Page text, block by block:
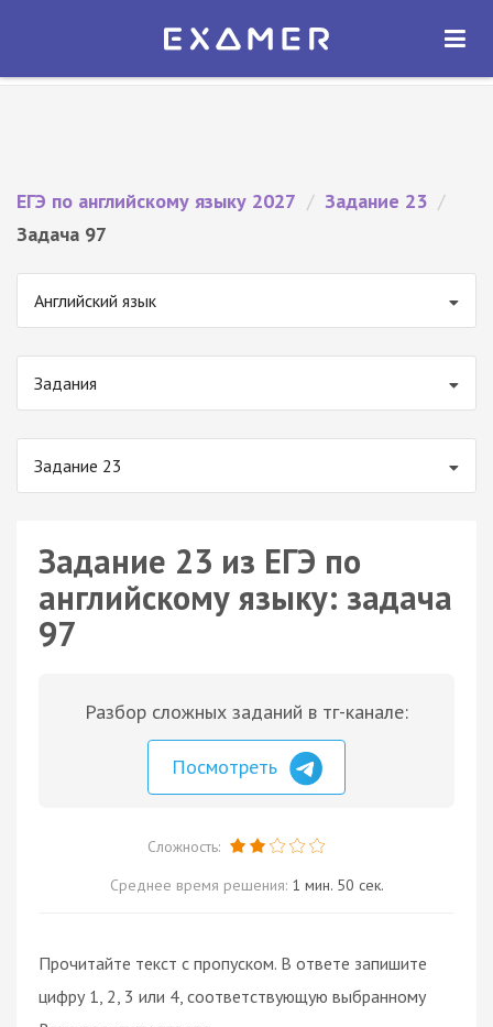
Экзамер — ЕГЭ 2027
ОТКРЫТЬ
ЕГЭ по английскому языку 2027 / Задание 23 /
Задача 97
Английский язык
Задания
Задание 23
Задание 23 из ЕГЭ по
английскому языку: задача
97
Разбор сложных заданий в тг-канале:
Посмотреть
Сложность:
Среднее время решения: 1 мин. 50 сек.
Прочитайте текст с пропуском. В ответе запишите
цифру 1, 2, 3 или 4, соответствующую выбранному